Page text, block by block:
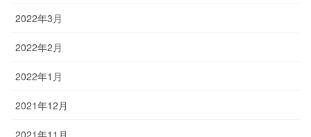
2022年3月
2022年2月
2022年1月
2021年12月